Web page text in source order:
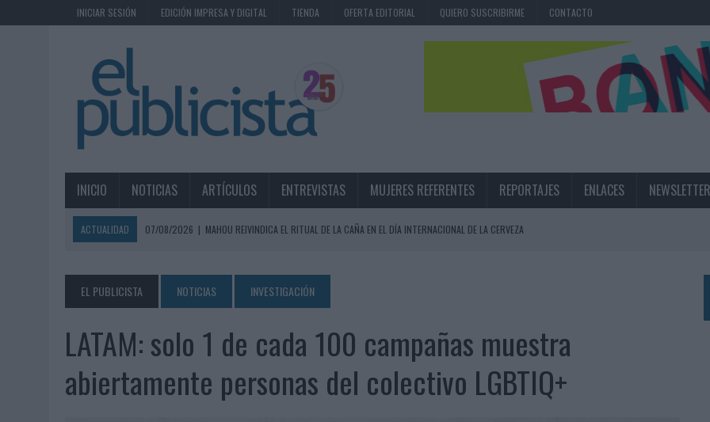
INICIAR SESIÓN EDICIÓN IMPRESA Y DIGITAL TIENDA OFERTA EDITORIAL QUIERO SUSCRIBIRME CONTACTO
INICIO NOTICIAS ARTÍCULOS ENTREVISTAS MUJERES REFERENTES REPORTAJES ENLACES NEWSLETTER
ACTUALIDAD 07/08/2026 | MAHOU REIVINDICA EL RITUAL DE LA CAÑA EN EL DÍA INTERNACIONAL DE LA CERVEZA
PATRÓN CONVIERTE EL NUEVO SINGLE DE ARÓN PIPER EN UNA EXPERIENCIA DE MARCA EN IBIZA
07/08/2026 | EL VERANO PONE A PRUEBA LA ESTRATEGIA DIGITAL DE LAS MARCAS
07/08/2026
|
VUELING CONVIERTE LOS RECUERDOS EN SOUVENIRS CON IA
07/08/2026 |
CUANDO SE APAGUE EL SOL, EL ECLIPSE DE 2026 PONDRÁ A PRUEBA LA CREATIVIDAD DE LAS MARCAS
06/08/2026
|
‘LA VUELTA’, DE FENOMENAL PARA MÁLAGA CF
EL PUBLICISTA NOTICIAS INVESTIGACIÓN
LATAM: solo 1 de cada 100 campañas muestra
abiertamente personas del colectivo LGBTIQ+